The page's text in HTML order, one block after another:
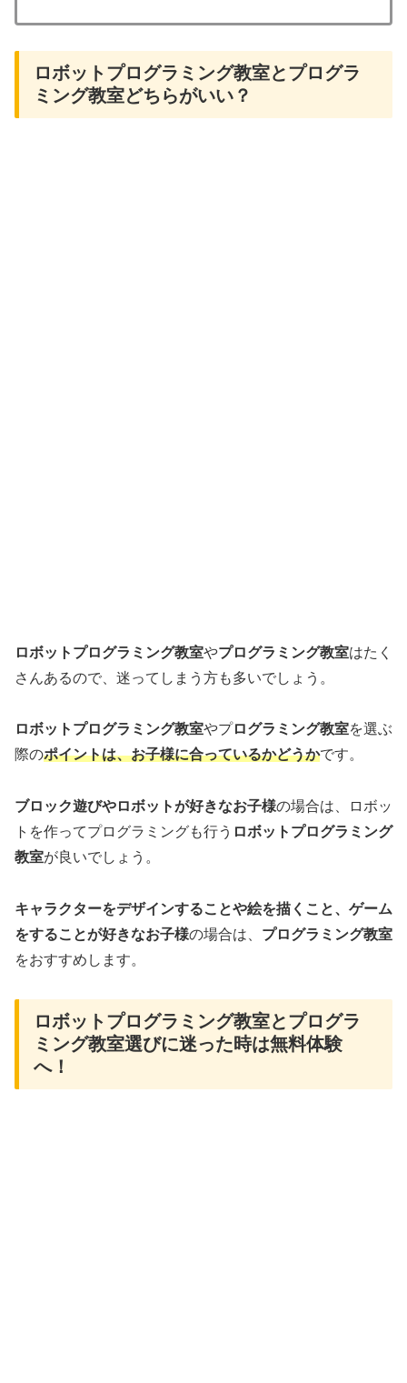
ロボットプログラミング教室とプログラ
ミング教室どちらがいい？
ロボットプログラミング教室やプログラミング教室はたく
さんあるので、迷ってしまう方も多いでしょう。
ロボットプログラミング教室やプログラミング教室を選ぶ
際のポイントは、お子様に合っているかどうかです。
ブロック遊びやロボットが好きなお子様の場合は、ロボッ
トを作ってプログラミングも行う ロボットプログラミング
教室が良いでしょう。
キャラクターをデザインすることや絵を描くこと、ゲーム
をすることが好きなお子様の場合は、 プログラミング教室
をおすすめします。
ロボットプログラミング教室とプログラ
ミング教室選びに迷った時は無料体験
へ！